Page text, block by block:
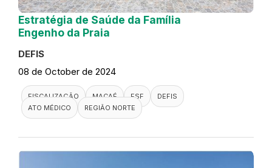
Estratégia de Saúde da Família
Engenho da Praia
DEFIS
08 de October de 2024
FISCALIZAÇÃO MACAÉ ESF
DEFIS
ATO MÉDICO
REGIÃO NORTE